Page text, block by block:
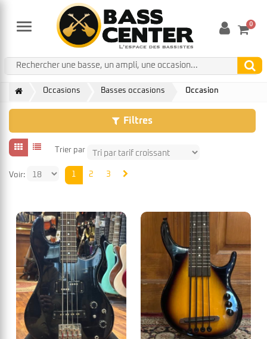
Menu 0
Occasions Basses occasions Occasion
Filtres
Trier par
Voir: 2 3